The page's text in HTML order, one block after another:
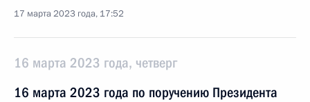
17 марта 2023 года, 17:52
16 марта 2023 года, четверг
16 марта 2023 года по поручению Президента